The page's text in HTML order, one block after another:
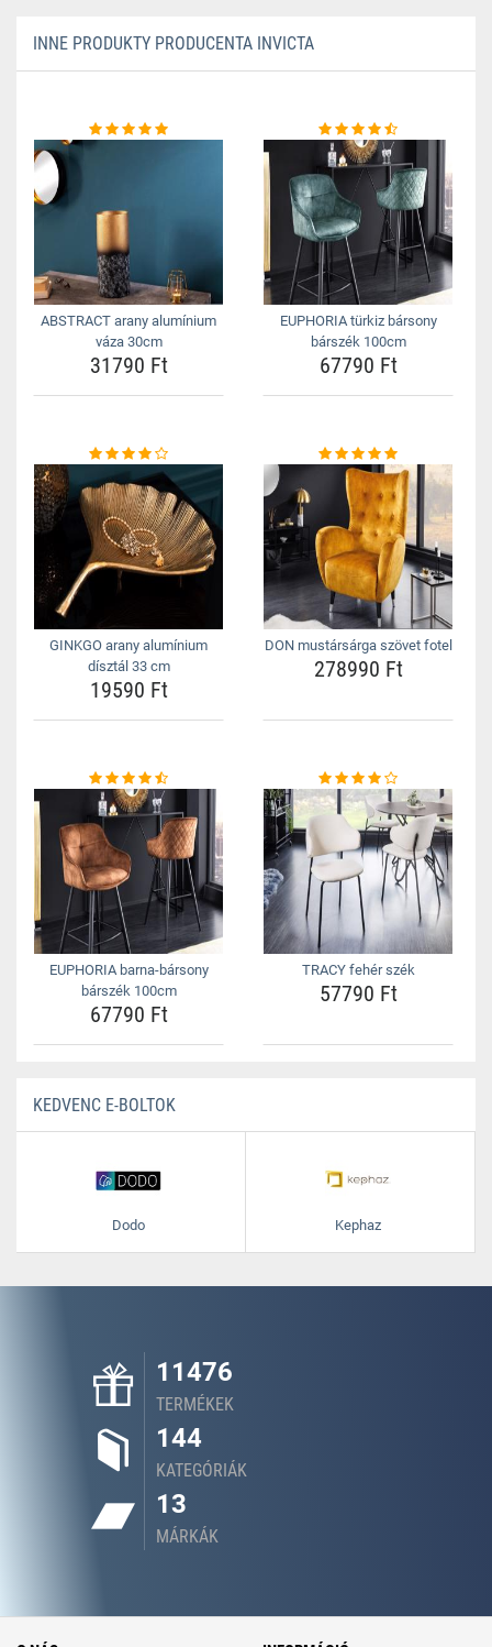
INNE PRODUKTY PRODUCENTA INVICTA
ABSTRACT arany alumínium
váza 30cm
31790 Ft
EUPHORIA türkiz bársony
bárszék 100cm
67790 Ft
GINKGO arany alumínium
dísztál 33 cm
19590 Ft
DON mustársárga szövet fotel
278990 Ft
EUPHORIA barna-bársony
bárszék 100cm
67790 Ft
TRACY fehér szék
57790 Ft
KEDVENC E-BOLTOK
Dodo Kephaz
11476
TERMÉKEK
144
KATEGÓRIÁK
13
MÁRKÁK